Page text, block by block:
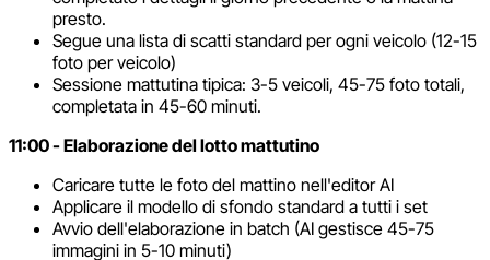
presto.
Segue una lista di scatti standard per ogni veicolo (12-15
foto per veicolo)
Sessione mattutina tipica: 3-5 veicoli, 45-75 foto totali,
completata in 45-60 minuti.
11:00 - Elaborazione del lotto mattutino
Caricare tutte le foto del mattino nell'editor AI
Applicare il modello di sfondo standard a tutti i set
Avvio dell'elaborazione in batch (AI gestisce 45-75
immagini in 5-10 minuti)